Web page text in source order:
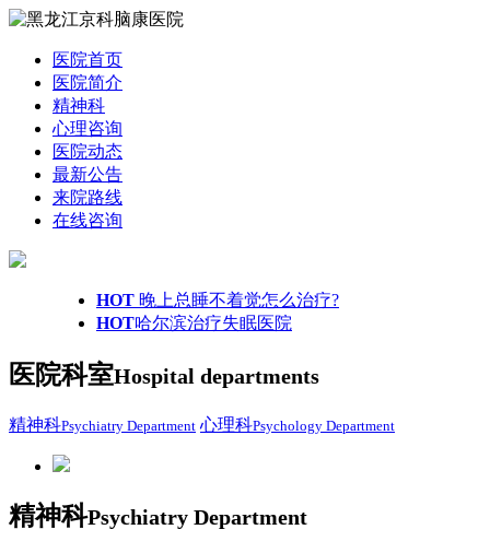
医院首页
医院简介
精神科
心理咨询
医院动态
最新公告
来院路线
在线咨询
HOT 晚上总睡不着觉怎么治疗?
HOT哈尔滨治疗失眠医院
医院科室Hospital departments
精神科Psychiatry Department 心理科Psychology Department
精神科Psychiatry Department